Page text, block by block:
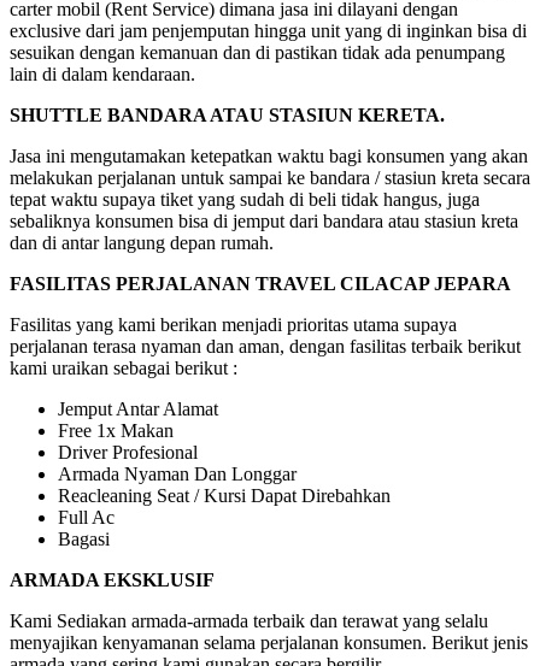
carter mobil (Rent Service) dimana jasa ini dilayani dengan
exclusive dari jam penjemputan hingga unit yang di inginkan bisa di
sesuikan dengan kemanuan dan di pastikan tidak ada penumpang
lain di dalam kendaraan.
SHUTTLE BANDARA ATAU STASIUN KERETA.
Jasa ini mengutamakan ketepatkan waktu bagi konsumen yang akan
melakukan perjalanan untuk sampai ke bandara / stasiun kreta secara
tepat waktu supaya tiket yang sudah di beli tidak hangus, juga
sebaliknya konsumen bisa di jemput dari bandara atau stasiun kreta
dan di antar langung depan rumah.
FASILITAS PERJALANAN TRAVEL CILACAP JEPARA
Fasilitas yang kami berikan menjadi prioritas utama supaya
perjalanan terasa nyaman dan aman, dengan fasilitas terbaik berikut
kami uraikan sebagai berikut :
Jemput Antar Alamat
Free 1x Makan
Driver Profesional
Armada Nyaman Dan Longgar
Reacleaning Seat / Kursi Dapat Direbahkan
Full Ac
Bagasi
ARMADA EKSKLUSIF
Kami Sediakan armada-armada terbaik dan terawat yang selalu
menyajikan kenyamanan selama perjalanan konsumen. Berikut jenis